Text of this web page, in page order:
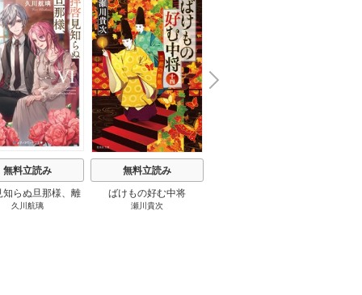
無料立読み
知らぬ旦那様、離
ていただきます
久川航璃
無料立読み
ばけもの好む中将
瀬川貴次
N
e
x
t